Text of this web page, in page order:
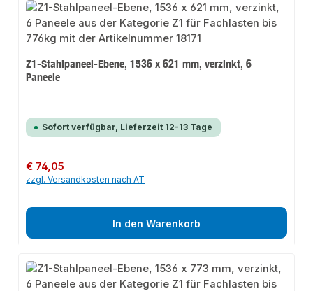
Z1-Stahlpaneel-Ebene, 1536 x 621 mm, verzinkt, 6
Paneele
Sofort verfügbar, Lieferzeit 12-13 Tage
Regulärer Preis:
€ 74,05
zzgl. Versandkosten nach AT
In den Warenkorb